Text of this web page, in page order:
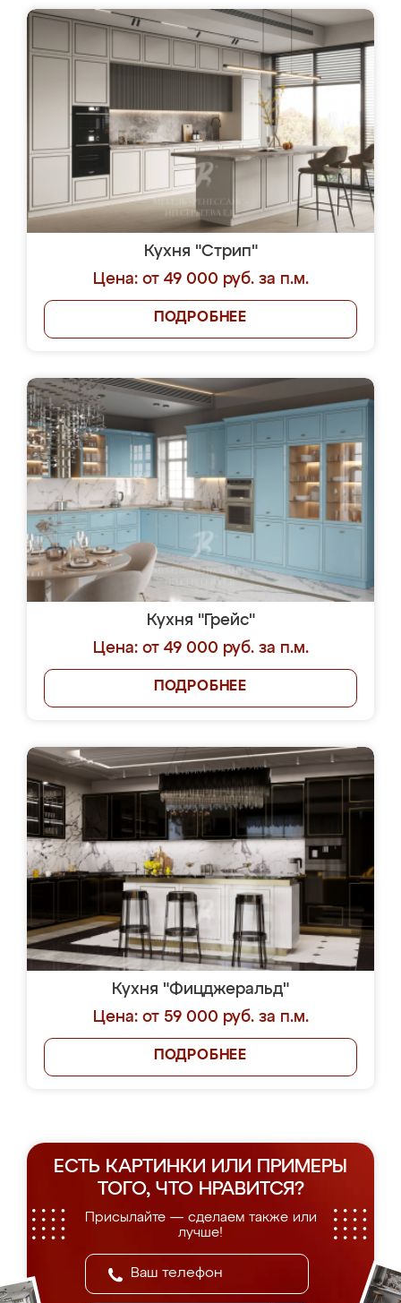
Кухня "Стрип"
Цена: от 49 000 руб. за п.м.
ПОДРОБНЕЕ
Кухня "Грейс"
Цена: от 49 000 руб. за п.м.
ПОДРОБНЕЕ
Кухня "Фицджеральд"
Цена: от 59 000 руб. за п.м.
ПОДРОБНЕЕ
ЕСТЬ КАРТИНКИ ИЛИ ПРИМЕРЫ
ТОГО, ЧТО НРАВИТСЯ?
Присылайте — сделаем также или
лучше!